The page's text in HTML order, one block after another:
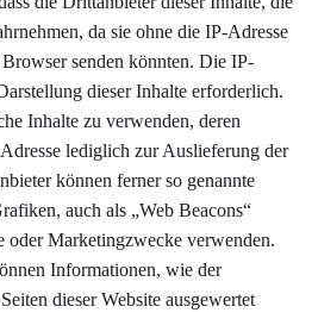
da sie ohne die IP-Adresse
senden könnten. Die IP-
dieser Inhalte erforderlich.
Inhalte zu verwenden, deren
lediglich zur Auslieferung der
können ferner so genannte
auch als „Web Beacons“
oder Marketingzwecke verwenden.
Informationen, wie der
dieser Website ausgewertet